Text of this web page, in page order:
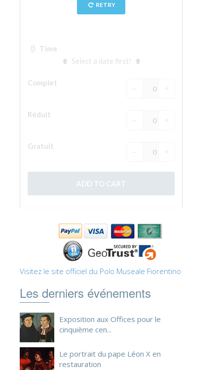
Santa Maria Novella
Réserver une visite guidée
FRANÇAIS
ESPAÑOL
Visitez le site officiel du Polo Museale Fiorentino
Les derniers événements
Exposition aux Offices pour le
cinquième cen...
Le portrait du pape Léon X en
restauration